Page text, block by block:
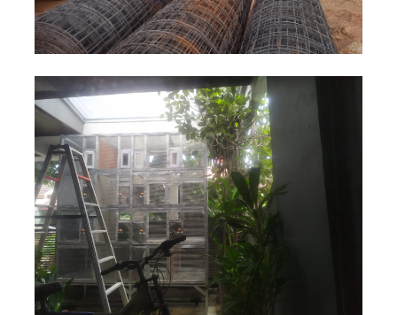
Pemasangan Kawat Loket PVC untuk
Kandang Burung, Bogor
Kawat Loket PVC Proyek
+